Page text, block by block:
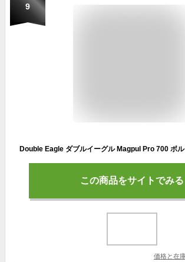
9
この商品をサイトでみる
価格と在